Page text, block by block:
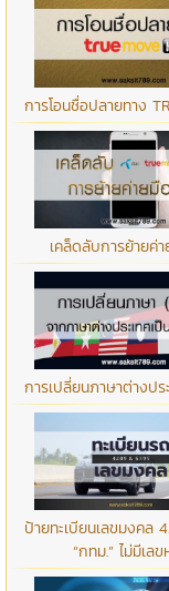
การโอนชื่อปลายทาง
เคล็ดลับการย้ายค่
การเปลี่ยนภาษาต่างปร
ป้ายทะเบียนเลขมงคล
“กทม.” ไม่มีเลข